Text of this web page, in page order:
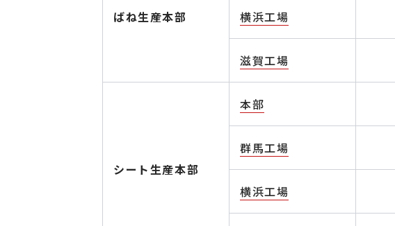
ばね生産本部 横浜工場
滋賀工場
シート生産本部
本部
群馬工場
横浜工場